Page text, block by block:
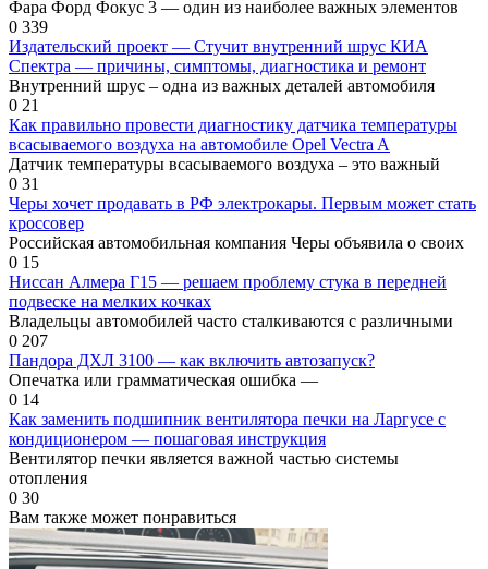
Фара Форд Фокус 3 — один из наиболее важных элементов
0 339
Издательский проект — Стучит внутренний шрус КИА
Спектра — причины, симптомы, диагностика и ремонт
Внутренний шрус – одна из важных деталей автомобиля
0 21
Как правильно провести диагностику датчика температуры
всасываемого воздуха на автомобиле Opel Vectra A
Датчик температуры всасываемого воздуха – это важный
0 31
Черы хочет продавать в РФ электрокары. Первым может стать
кроссовер
Российская автомобильная компания Черы объявила о своих
0 15
Ниссан Алмера Г15 — решаем проблему стука в передней
подвеске на мелких кочках
Владельцы автомобилей часто сталкиваются с различными
0 207
Пандора ДХЛ 3100 — как включить автозапуск?
Опечатка или грамматическая ошибка —
0 14
Как заменить подшипник вентилятора печки на Ларгусе с
кондиционером — пошаговая инструкция
Вентилятор печки является важной частью системы
отопления
0 30
Вам также может понравиться